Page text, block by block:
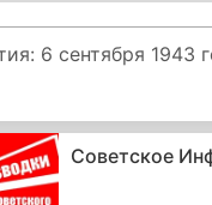
6 сентября 1943
Советское